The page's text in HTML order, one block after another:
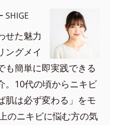
SHIGE
せた魅力
ングメイ
も簡単に即実践できる
。10代の頃からニキビ
肌は必ず変わる」をモ
のニキビに悩む方の気